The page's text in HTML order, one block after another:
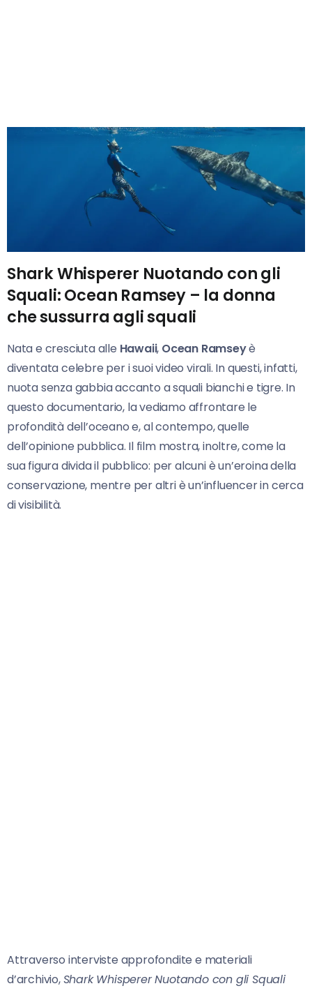
Shark Whisperer Nuotando con gli
Squali: Ocean Ramsey – la donna
che sussurra agli squali
Nata e cresciuta alle Hawaii, Ocean Ramseyè
diventata celebre per i suoi video virali. In questi, infatti,
nuota senza gabbia accanto a squali bianchi e tigre. In
questo documentario, la vediamo affrontare le
profondità dell’oceano e, al contempo, quelle
dell’opinione pubblica. Il film mostra, inoltre, come la
sua figura divida il pubblico: per alcuni è un’eroina della
conservazione, mentre per altri è un’influencer in cerca
di visibilità.
Attraverso interviste approfondite e materiali
d’archivio,Shark Whisperer Nuotando con gli Squali